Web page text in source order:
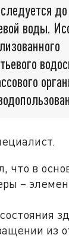
до
воды.
что в
–
из